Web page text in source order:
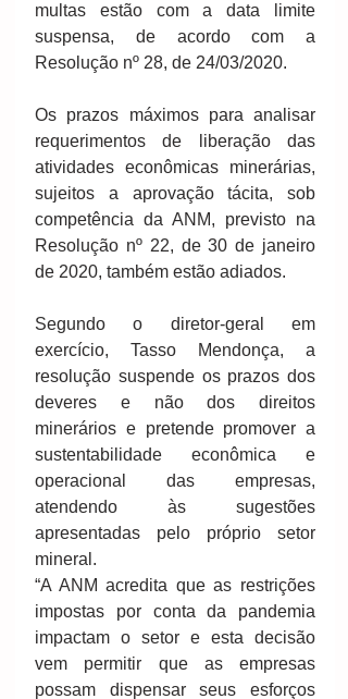
multas estão com a data limite
suspensa, de acordo com a
Resolução nº 28, de 24/03/2020.
Os prazos máximos para analisar
requerimentos de liberação das
atividades econômicas minerárias,
sujeitos a aprovação tácita, sob
competência da ANM, previsto na
Resolução nº 22, de 30 de janeiro
de 2020, também estão adiados.
Segundo o diretor-geral em
exercício, Tasso Mendonça, a
resolução suspende os prazos dos
deveres e não dos direitos
minerários e pretende promover a
sustentabilidade econômica e
operacional das empresas,
atendendo às sugestões
apresentadas pelo próprio setor
mineral.
“A ANM acredita que as restrições
impostas por conta da pandemia
impactam o setor e esta decisão
vem permitir que as empresas
possam dispensar seus esforços